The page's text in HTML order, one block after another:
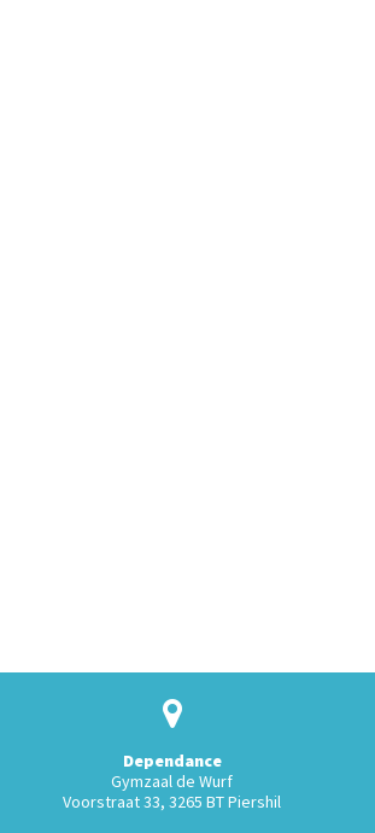
Dependance
Gymzaal de Wurf
Voorstraat 33, 3265 BT Piershil